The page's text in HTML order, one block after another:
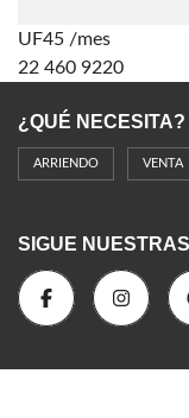
UF45 /mes
22 460 9220
¿QUÉ NECESITA?
ARRIENDO VENTA
SIGUE